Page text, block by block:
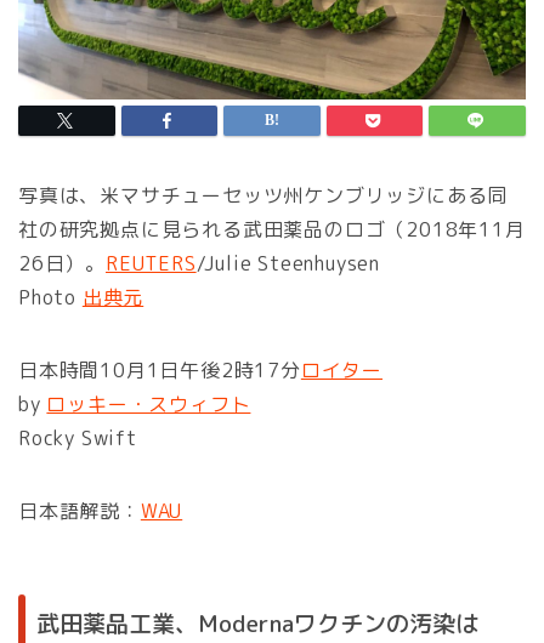
写真は、米マサチューセッツ州ケンブリッジにある同
社の研究拠点に見られる武田薬品のロゴ（2018年11月
26日）。 REUTERS/Julie Steenhuysen
Photo 出典元
日本時間10月1日午後2時17分ロイター
by ロッキー・スウィフト
Rocky Swift
日本語解説： WAU
武田薬品工業、Modernaワクチンの汚染は